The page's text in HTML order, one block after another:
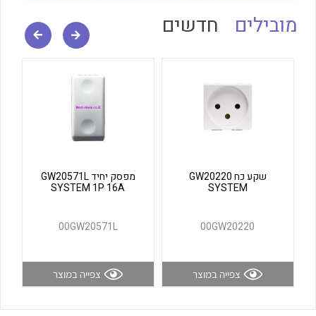
לכל מוצרי היצרן לכל מוצרי היצרן
מובילים חדשים
שקע כח GW20220
SYSTEM
00GW20220
צפייה במוצר
מפסק יחיד GW20571L
SYSTEM 1P 16A
00GW20571L
צפייה במוצר